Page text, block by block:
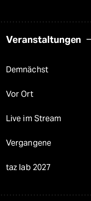
Veranstaltungen
Demnächst
Vor Ort
Live im Stream
Vergangene
taz lab 2027